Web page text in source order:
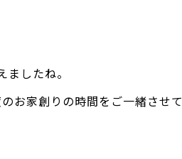
したね。
お家創りの時間をご一緒させて